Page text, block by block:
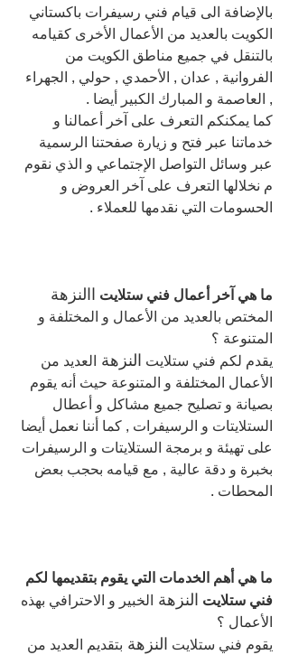
بالإضافة الى قيام فني رسيفرات باكستاني
الكويت بالعديد من الأعمال الأخرى كقيامه
بالتنقل في جميع مناطق الكويت من
الفروانية , عدان , الأحمدي , حولي , الجهراء
, العاصمة و المبارك الكبير أيضا .
كما يمكنكم التعرف على آخر أعمالنا و
خدماتنا عبر فتح و زيارة صفحتنا الرسمية
عبر وسائل التواصل الإجتماعي و الذي نقوم
م نخلالها التعرف على آخر العروض و
الحسومات التي نقدمها للعملاء .
ما هي آخر أعمال فني ستلايت االنزهة
المختص بالعديد من الأعمال و المختلفة و
المتنوعة ؟
يقدم لكم فني ستلايت النزهة العديد من
الأعمال المختلفة و المتنوعة حيث أنه يقوم
بصيانة و تصليح جميع مشاكل و أعطال
الستلايتات و الرسيفرات , كما أننا نعمل أيضا
على تهيئة و برمجة الستلايتات و الرسيفرات
بخبرة و دقة عالية , مع قيامه بحجب بعض
المحطات .
ما هي أهم الخدمات التي يقوم بتقديمها لكم
فني ستلايت النزهة الخبير و الاحترافي بهذه
الأعمال ؟
يقوم فني ستلايت النزهة بتقديم العديد من